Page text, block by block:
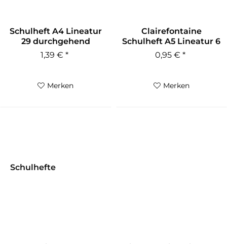
Schulheft A4 Lineatur
29 durchgehend
rautiert...
1,39 € *
Merken
Clairefontaine
Schulheft A5 Lineatur 6
blanko
0,95 € *
Merken
Schulhefte